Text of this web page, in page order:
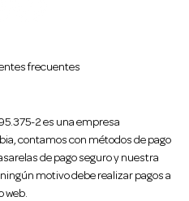
frecuentes
2 es una empresa
contamos con métodos de pago
de pago seguro y nuestra
motivo debe realizar pagos a
web.